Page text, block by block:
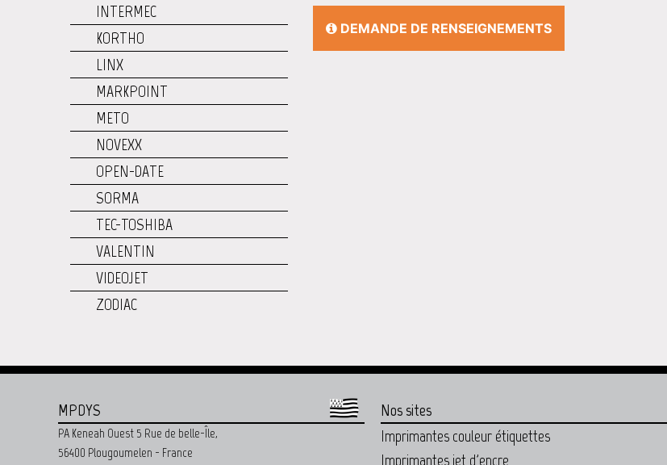
INTERMEC
KORTHO
LINX
MARKPOINT
METO
NOVEXX
OPEN-DATE
SORMA
TEC-TOSHIBA
VALENTIN
VIDEOJET
ZODIAC
DEMANDE DE RENSEIGNEMENTS
MPDYS
PA Keneah Ouest 5 Rue de belle-Île,
56400 Plougoumelen - France
Nos sites
Imprimantes couleur étiquettes
Imprimantes jet d'encre